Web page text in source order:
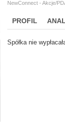
NewConnect - Akcje/
PROFIL
Spółka nie